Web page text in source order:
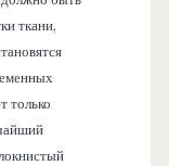
ткани,
только